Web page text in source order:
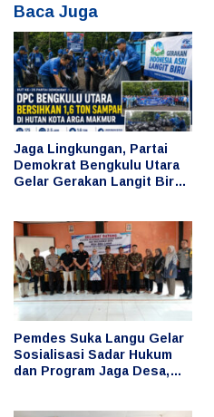
Baca Juga
Jaga Lingkungan, Partai
Demokrat Bengkulu Utara
Gelar Gerakan Langit Biru
Pemdes Suka Langu Gelar
Sosialisasi Sadar Hukum
dan Program Jaga Desa,